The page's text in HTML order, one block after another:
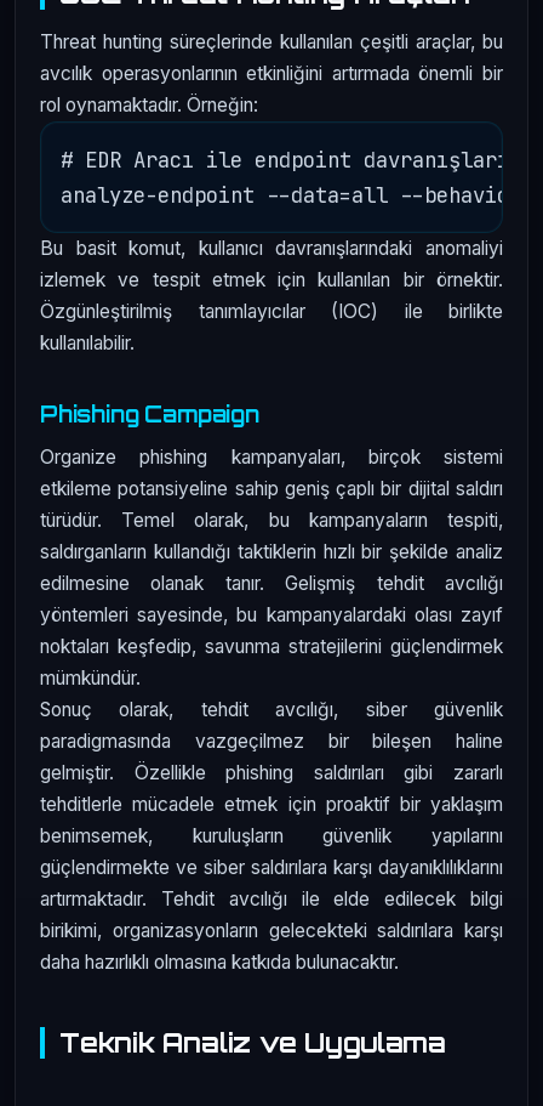
Threat hunting süreçlerinde kullanılan çeşitli araçlar, bu
avcılık operasyonlarının etkinliğini artırmada önemli bir
rol oynamaktadır. Örneğin:
# EDR Aracı ile endpoint
Bu basit komut, kullanıcı davranışlarındaki anomaliyi
izlemek ve tespit etmek için kullanılan bir örnektir.
Özgünleştirilmiş tanımlayıcılar (IOC) ile birlikte
kullanılabilir.
Phishing Campaign
Organize phishing kampanyaları, birçok sistemi
etkileme potansiyeline sahip geniş çaplı bir dijital saldırı
türüdür. Temel olarak, bu kampanyaların tespiti,
saldırganların kullandığı taktiklerin hızlı bir şekilde analiz
edilmesine olanak tanır. Gelişmiş tehdit avcılığı
yöntemleri sayesinde, bu kampanyalardaki olası zayıf
noktaları keşfedip, savunma stratejilerini güçlendirmek
mümkündür.
Sonuç olarak, tehdit avcılığı, siber güvenlik
paradigmasında vazgeçilmez bir bileşen haline
gelmiştir. Özellikle phishing saldırıları gibi zararlı
tehditlerle mücadele etmek için proaktif bir yaklaşım
benimsemek, kuruluşların güvenlik yapılarını
güçlendirmekte ve siber saldırılara karşı dayanıklılıklarını
artırmaktadır. Tehdit avcılığı ile elde edilecek bilgi
birikimi, organizasyonların gelecekteki saldırılara karşı
daha hazırlıklı olmasına katkıda bulunacaktır.
Teknik Analiz ve Uygulama